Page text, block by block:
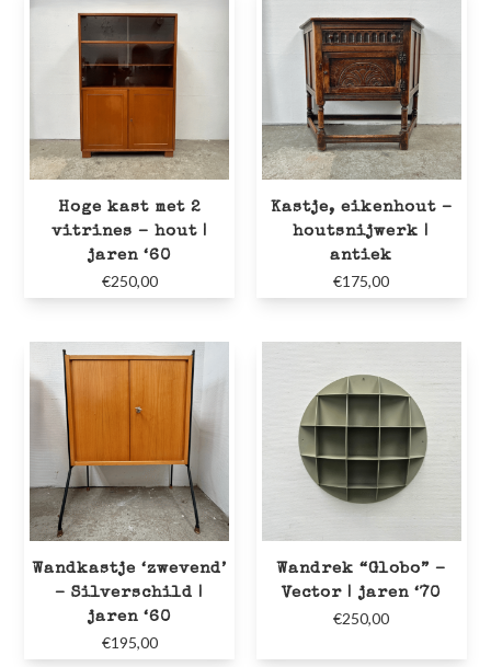
Hoge kast met 2
vitrines – hout |
jaren ‘60
€250,00
Kastje, eikenhout –
houtsnijwerk |
antiek
€175,00
Wandkastje ‘zwevend’
– Silverschild |
jaren ‘60
€195,00
Wandrek “Globo” –
Vector | jaren ‘70
€250,00